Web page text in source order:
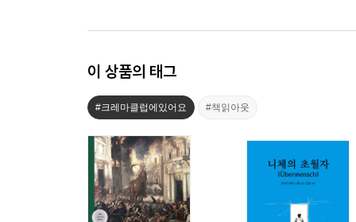
이 상품의 태그
#크레마클럽에있어요 #책읽아웃